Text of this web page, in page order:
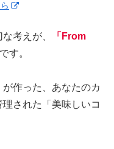
考えが、
「From
です。
作った、あなたのカ
された「美味しいコ